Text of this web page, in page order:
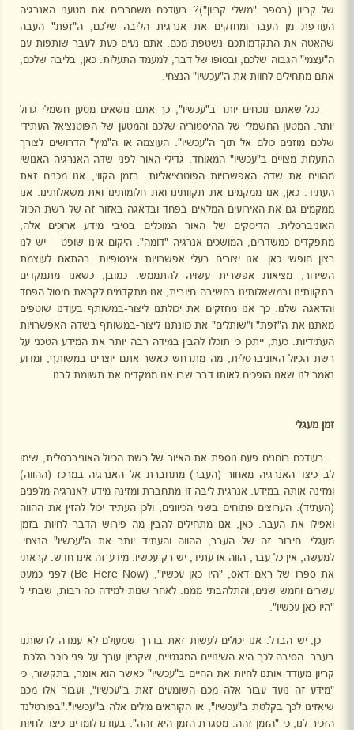
של קריון (בספר "משלי קריון")? בעודכם משחררים את מטעני האנרגיה
העודפת מן העבר ומחזקים את אנרגית הליבה שלכם, ה"זפת" העבה
שהאטה את התקדמותכם נשטפת מכם. אתם נעים כעת לעבר שותפות עם
ה"עצמי" הגבוה שלכם, ובסופו של דבר, למעמד התעלות. כאן, בליבה שלכם,
אתם מתחילים לחוות את ה"עכשיו" הנצחי.
ככל שאתם נוכחים יותר ב"עכשיו", כך אתם נושאים מטען חשמלי גדול
יותר. המטען החשמלי של ההיסטוריה שלכם והמטען של הפוטנציאל העתידי
שלכם מוזנים כולם אל תוך ה"עכשיו". העוצמה או ה"מיץ" הדרושים לצורך
התעלות מצויים ב"עכשיו" המאוחד. גדילי האור לפני שדה האנרגיה האנושי
מהווים את שדה האפשרויות הפוטנציאליות. בזמן הקווי, אנו מכנים זאת
העתיד. כאן, אנו ממקמים את תקוותינו ואת חלומותינו ואת משאלותינו. אנו
ממקמים גם את האירועים המלאים בפחד ובדאגה באזור זה של רשת הכיול
האוניברסלית. הדיסקים של האור המוכלים בסיבי מידע ארוכים אלה,
מתפקדים כמשדרים, המושכים אנרגיה "דומה". היקום אינו שופט – יש לנו
רצון חופשי כאן. אנו יצורים בעלי אפשרויות אינסופיות. בהתאם לעוצמת
השידור, מציאות אפשרית עשויה להתממש. כמובן, כשאנו מתמקדים
בתקוותינו ובמשאלותינו בחשיבה חיובית, אנו מתקדמים לקראת חיסול הפחד
והדאגה שלנו. כך אנו מחזקים את יכולתנו ליצור-במשותף בעודנו שוטפים
מאתנו את ה"זפת" ו"שותלים" את כוונתנו ליצור-במשותף בשדה האפשרויות
העתידיות. כעת, ייתכן כי תוכלו להבין במידה רבה יותר את המידע הטכני על
רשת הכיול האוניברסלית, מה מתרחש כאשר אתם יוצרים-במשותף, ומדוע
נאמר לנו שאנו הופכים לאותו דבר שבו אנו ממקדים את תשומת לבנו.
זמן מעגלי
בעודכם בוחנים פעם נוספת את האיור של רשת הכיול האוניברסלית, שימו
לב כיצד האנרגיה מאחור (העבר) מתחברת אל האנרגיה במרכז (ההווה)
ומזינה אותה במידע. אנרגית ליבה זו מתחברת ומזינה מידע לאנרגיה מלפנים
(העתיד). הערוצים פתוחים בשני הכיוונים, ולכן העתיד יכול להזין את ההווה
ואפילו את העבר. כאן, אנו מתחילים להבין מה פירוש הדבר לחיות בזמן
מעגלי. חיבור זה של העבר, ההווה והעתיד יותר את ה"עכשיו" הנצחי.
למעשה, אין כל עבר, הווה או עתיד; יש רק עכשיו. מידע זה אינו חדש. קראתי
את ספרו של ראם דאס, "היו כאן עכשיו", (Be Here Now) לפני כמעט
עשרים וחמש שנים, והתלהבתי ממנו. לאחר שנות למידה כה רבות, שבתי ל
"היו כאן עכשיו".
כן, יש הבדל: אנו יכולים לעשות זאת בדרך שמעולם לא עמדה לרשותנו
בעבר. הסיבה לכך היא השינויים המגנטיים, שקריון עורך על פני כוכב הלכת.
קריון מעודד אותנו לחיות את החיים ב"עכשיו" כאשר הוא אומר, בתקשור, כי
"מידע זה נועד עבור אלה מכם השומעים זאת ב"עכשיו", ועבור אלו מכם
שיאזינו לכך בקלטת ב"עכשיו", או הקוראים מילים אלה ב"עכשיו"."בפורטלנד
הזכיר לנו, כי "הזמן זהה: מסגרת הזמן היא זהה". בעודנו לומדים כיצד לחיות